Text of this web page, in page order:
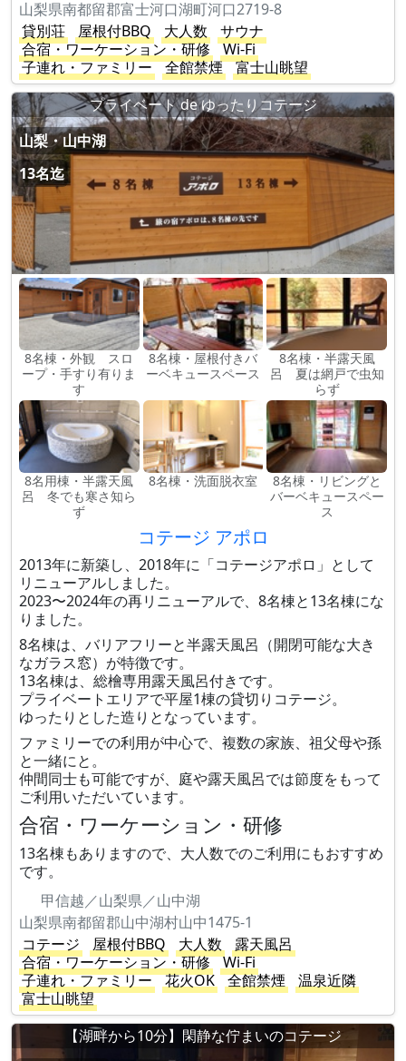
山梨県南都留郡富士河口湖町河口2719-8
貸別荘
屋根付BBQ 大人数
サウナ
合宿・ワーケーション・研修
Wi-Fi
子連れ・ファミリー
全館禁煙
富士山眺望
プライベート de ゆったりコテージ
山梨・山中湖
13名迄
8名棟・外観 スロ
ープ・手すり有りま
す
8名棟・屋根付きバ
ーベキュースペース
8名棟・半露天風
呂 夏は網戸で虫知
らず
8名用棟・半露天風
呂 冬でも寒さ知ら
ず
8名棟・洗面脱衣室
8名棟・リビングと
バーベキュースペー
ス
コテージ アポロ
2013年に新築し、2018年に「コテージアポロ」として
リニューアルしました。
2023〜2024年の再リニューアルで、8名棟と13名棟にな
りました。
8名棟は、バリアフリーと半露天風呂（開閉可能な大き
なガラス窓）が特徴です。
13名棟は、総檜専用露天風呂付きです。
プライベートエリアで平屋1棟の貸切りコテージ。
ゆったりとした造りとなっています。
ファミリーでの利用が中心で、複数の家族、祖父母や孫
と一緒にと。
仲間同士も可能ですが、庭や露天風呂では節度をもって
ご利用いただいています。
合宿・ワーケーション・研修
13名棟もありますので、大人数でのご利用にもおすすめ
です。
甲信越／山梨県／山中湖
山梨県南都留郡山中湖村山中1475-1
コテージ
屋根付BBQ 大人数
露天風呂
合宿・ワーケーション・研修
Wi-Fi
子連れ・ファミリー
花火OK 全館禁煙
温泉近隣
富士山眺望
【湖畔から10分】閑静な佇まいのコテージ